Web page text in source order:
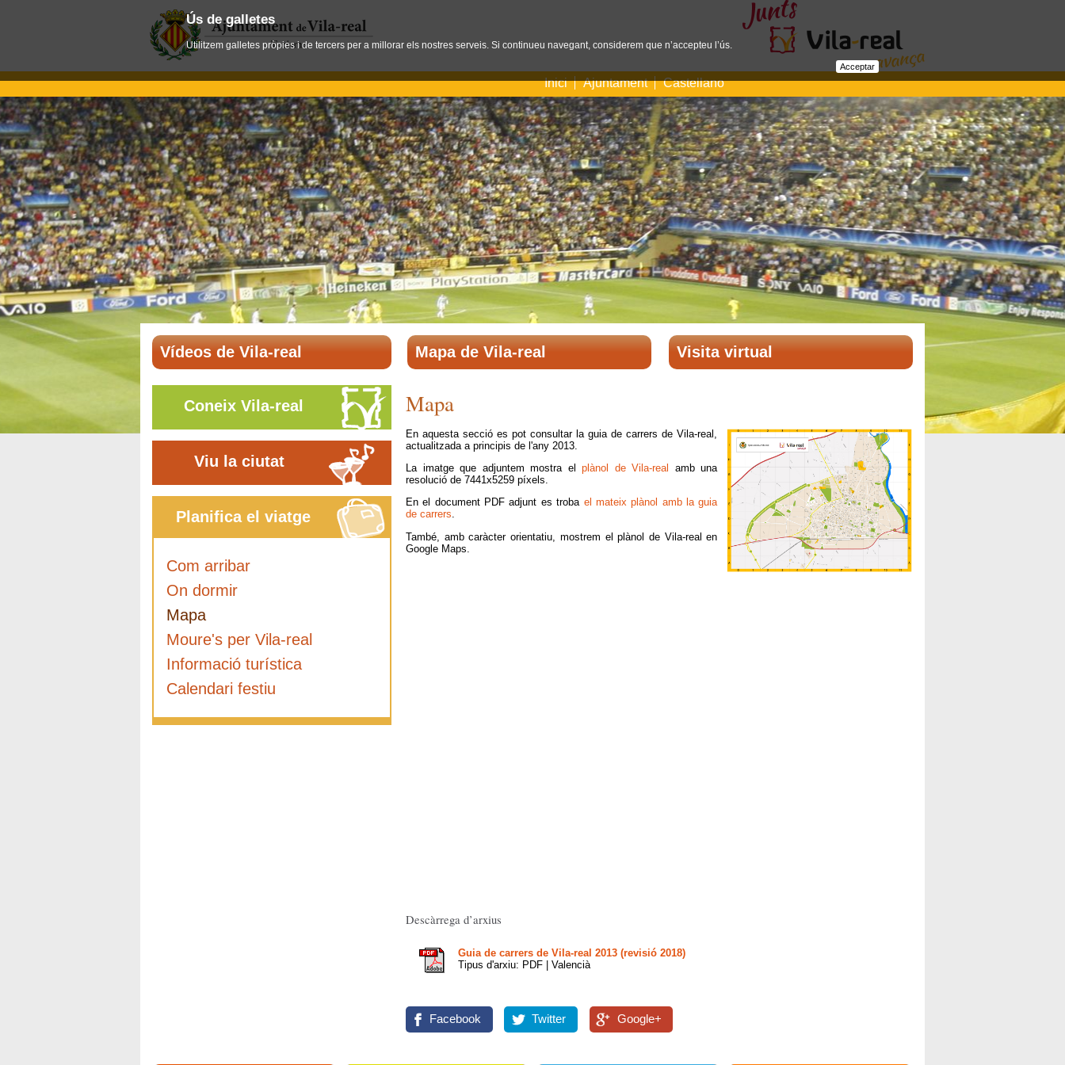
Inici Ajuntament Castellano
Vídeos de Vila-real Mapa de Vila-real Visita virtual
Mapa
En aquesta secció es pot consultar la guia de carrers de Vila-real,
actualitzada a principis de l'any 2013.
La imatge que adjuntem mostra elplànol de Vila-real
amb una
resolució de 7441x5259 píxels.
En el document PDF adjunt es troba el mateix plànol amb la guia
de carrers.
També, amb caràcter orientatiu, mostrem el plànol de Vila-real en
Google Maps.
Descàrrega d’arxius
Guia de carrers de Vila-real 2013 (revisió 2018)
Tipus d'arxiu: PDF | Valencià
Facebook Twitter Google+
Coneix Vila-real
Viu la ciutat
Planifica el viatge
Com arribar
On dormir
Mapa
Moure's per Vila-real
Informació turística
Calendari festiu
Ús de galletes
Utilitzem galletes pròpies i de tercers per a millorar els nostres serveis. Si continueu navegant, considerem que n’accepteu l’ús.
Acceptar